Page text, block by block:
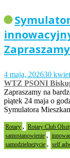
4 maja, 202630
WTZ PSONI
Zapraszamy na
piątek 24 maja o
Symulatora
Rotary , Rotary Club
samostanowienie ,
samodzielneżycie , self